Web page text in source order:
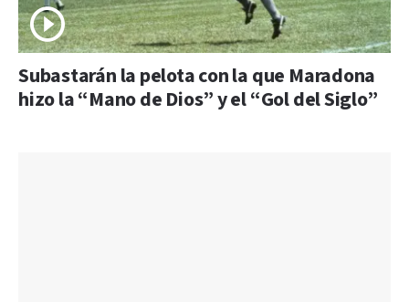
Subastarán la pelota con la que Maradona
hizo la “Mano de Dios” y el “Gol del Siglo”